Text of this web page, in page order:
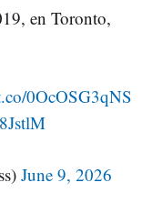
en Toronto,
0OcOSG3qNS
June 9, 2026